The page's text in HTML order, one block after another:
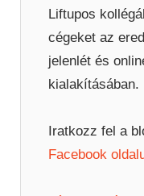
Liftupos
cégeket az
jelenlét és
kialakításában.
Iratkozz fel a
Facebook